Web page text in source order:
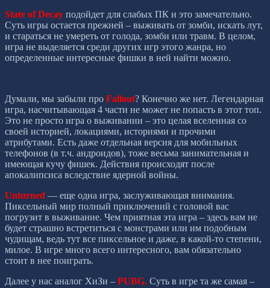
State of Decay подойдет для слабых ПК и это замечательно.
Суть игры остается прежней – выживать от зомби, искать лут,
и стараться не умереть от голода, зомби или травм. В целом,
игра не выделяется среди других игр этого жанра, но
определенные интересные фишки в ней найти можно.
Думали, мы забыли про Fallout? Конечно же нет. Легендарная
игра, насчитывающая 4 части не может не попасть в этот топ.
Это не просто игра о выживании – это целая вселенная со
своей историей, локациями, историями и прочими
атрибутами. Есть даже отдельная версия для мобильных
телефонов (в т.ч. андроидов), тоже весьма занимательная и
имеющая кучу фишек. Действия происходят после
апокалипсиса вследствие ядерной войны.
Unturned — еще одна игра, заслуживающая внимания.
Пиксельный мир полный приключений с головой вас
погрузит в выживание. Чем приятная эта игра – здесь вам не
будет страшно встретиться с монстрами или им подобным
чудищам, ведь тут все пиксельное и даже, в какой-то степени,
милое. В игре много всего интересного, вам обязательно
стоит в нее поиграть.
Далее у нас аналог ХиЗи – PUBG. Суть в игре та же самая –